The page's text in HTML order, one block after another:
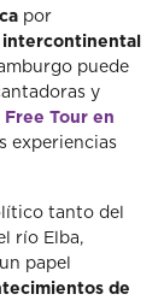
por
puede
y
Free Tour en
experiencias
tanto del
río Elba,
papel
de